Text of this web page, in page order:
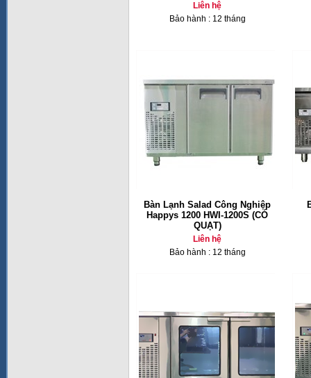
Liên hệ
Bảo hành : 12 tháng
Bàn Lạnh Salad Công Nghiệp
Happys 1200 HWI-1200S (CÓ
QUẠT)
Liên hệ
Bảo hành : 12 tháng